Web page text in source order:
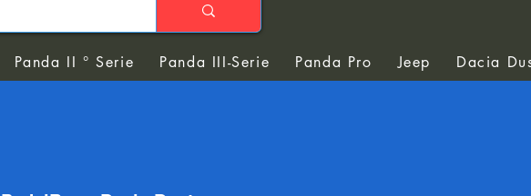
Panda II ° Serie Panda III-Serie Panda Pro Jeep Dacia